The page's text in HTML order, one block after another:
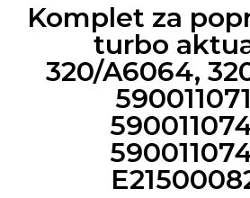
Komplet za
turbo
320/A6064,